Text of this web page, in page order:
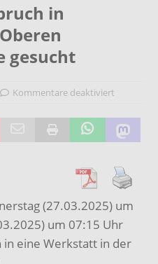
in
gesucht
Kommentare deaktiviert
(27.03.2025) um
um 07:15 Uhr
in eine Werkstatt in der